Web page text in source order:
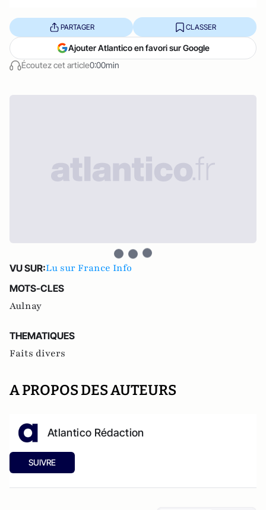
Écoutez cet article0:00min
PARTAGER CLASSER
Ajouter Atlantico en favori sur Google
VU SUR:Lu sur France Info
MOTS-CLES
Aulnay
THEMATIQUES
Faits divers
A PROPOS DES AUTEURS
Atlantico Rédaction
SUIVRE